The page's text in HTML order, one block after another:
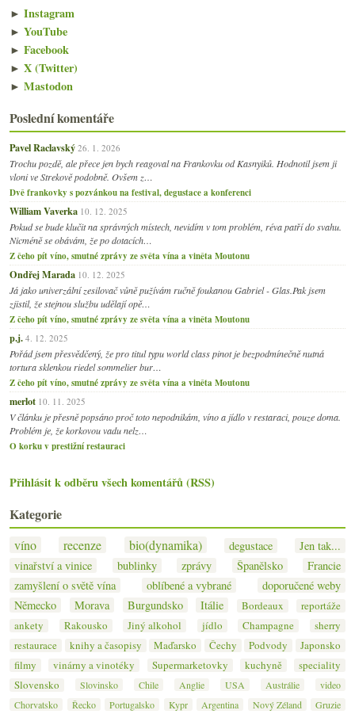
► Instagram
► YouTube
► Facebook
► X (Twitter)
► Mastodon
Poslední komentáře
Pavel Raclavský 26. 1. 2026
Trochu pozdě, ale přece jen bych reagoval na Frankovku od Kasnyiků. Hodnotil jsem ji
vloni ve Strekově podobně. Ovšem z…
Dvě frankovky s pozvánkou na festival, degustace a konferenci
William Vaverka 10. 12. 2025
Pokud se bude klučit na správných místech, nevidím v tom problém, réva patří do svahu.
Nicméně se obávám, že po dotacích…
Z čeho pít víno, smutné zprávy ze světa vína a viněta Moutonu
Ondřej Marada 10. 12. 2025
Já jako univerzální zesilovač vůně pužívám ručně foukanou Gabriel - Glas.Pak jsem
zjistil, že stejnou službu udělají opě…
Z čeho pít víno, smutné zprávy ze světa vína a viněta Moutonu
p.j. 4. 12. 2025
Pořád jsem přesvědčený, že pro titul typu world class pinot je bezpodmínečně nutná
tortura sklenkou riedel sommelier bur…
Z čeho pít víno, smutné zprávy ze světa vína a viněta Moutonu
merlot 10. 11. 2025
V článku je přesně popsáno proč toto nepodnikám, víno a jídlo v restaraci, pouze doma.
Problém je, že korkovou vadu nelz…
O korku v prestižní restauraci
Přihlásit k odběru všech komentářů (RSS)
Kategorie
víno recenze bio(dynamika) degustace
Jen tak...
vinařství a vinice
bublinky zprávy Španělsko
Francie
zamyšlení o světě vína
oblíbené a vybrané
doporučené weby
Německo
Morava Burgundsko Itálie Bordeaux
reportáže
ankety
Rakousko Jiný alkohol jídlo Champagne
sherry
restaurace
knihy a časopisy Maďarsko Čechy Podvody
Japonsko
filmy
vinárny a vinotéky Supermarketovky kuchyně
speciality
Slovensko
Slovinsko Chile Anglie USA Austrálie
video
Chorvatsko
Řecko Portugalsko Kypr Argentina Nový Zéland Gruzie